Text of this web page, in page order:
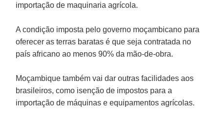
importação de maquinaria agrícola.
A condição imposta pelo governo moçambicano para
oferecer as terras baratas é que seja contratada no
país africano ao menos 90% da mão-de-obra.
Moçambique também vai dar outras facilidades aos
brasileiros, como isenção de impostos para a
importação de máquinas e equipamentos agrícolas.